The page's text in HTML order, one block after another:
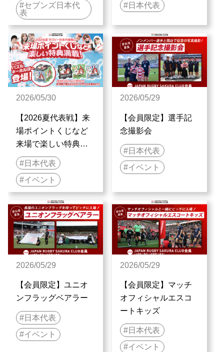
ード大会～
セブンズ日本代
表
日本代表
2026/05/30
【2026夏代表戦】来
場ポイントくじなど
来場で楽しい特典満
載！
日本代表
イベント
2026/05/29
【会員限定】選手記
念撮影会
日本代表
イベント
2026/05/29
【会員限定】ユニオ
ンフラッグベアラー
日本代表
イベント
2026/05/29
【会員限定】マッチ
オフィシャルエスコ
ートキッズ
日本代表
イベント